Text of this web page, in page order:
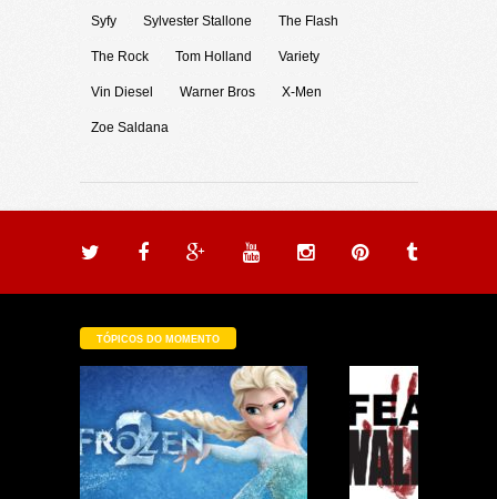
Syfy Sylvester Stallone The Flash
The Rock Tom Holland Variety
Vin Diesel Warner Bros X-Men
Zoe Saldana
TÓPICOS DO MOMENTO